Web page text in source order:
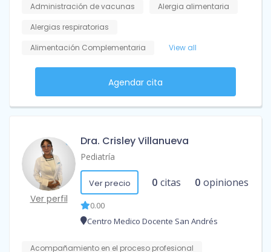
Administración de vacunas
Alergia alimentaria
Alergias respiratorias
Alimentación Complementaria
View all
Agendar cita
Ver perfil
Dra. Crisley Villanueva
Pediatría
Ver precio 0 citas 0 opiniones
0.00
Centro Medico Docente San Andrés
Acompañamiento en el proceso profesional